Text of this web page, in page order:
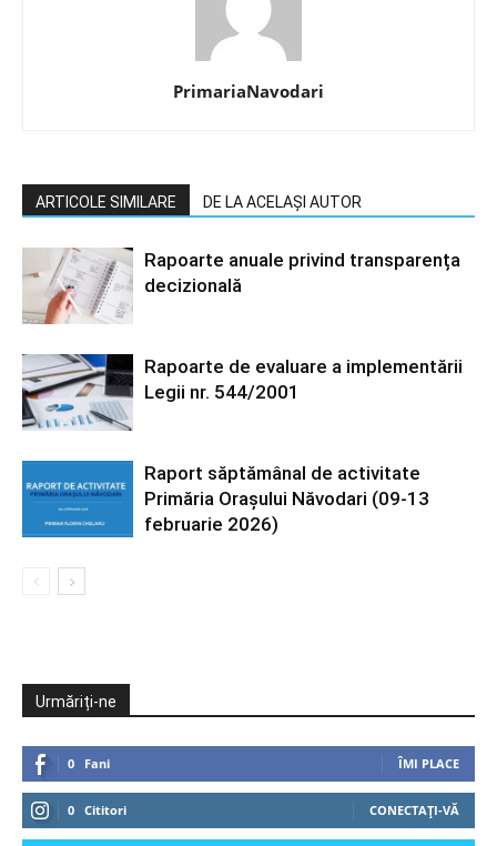
PrimariaNavodari
ARTICOLE SIMILARE DE LA ACELAȘI AUTOR
Rapoarte anuale privind transparența
decizională
Rapoarte de evaluare a implementării
Legii nr. 544/2001
Raport săptămânal de activitate
Primăria Orașului Năvodari (09-13
februarie 2026)
Urmăriți-ne
0 Fani ÎMI PLACE
0 Cititori CONECTAȚI-VĂ